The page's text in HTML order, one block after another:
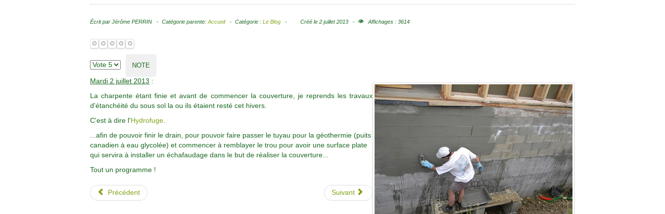
Écrit par Jérôme PERRIN Catégorie parente: Accueil Catégorie : Le Blog Créé le 2 juillet 2013 Affichages : 3614
Mardi 2 juillet 2013 :
La charpente étant finie et avant de commencer la couverture, je reprends les travaux
d'étanchéité du sous sol la ou ils étaient resté cet hivers.
C'est à dire l' Hydrofuge.
...afin de pouvoir finir le drain, pour pouvoir faire passer le tuyau pour la géothermie (puits
canadien à eau glycolée) et commencer à remblayer le trou pour avoir une surface plate
qui servira à installer un échafaudage dans le but de réaliser la couverture...
Tout un programme !
Précédent Suivant